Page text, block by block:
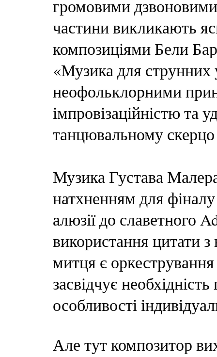
громовими
частини викликають
композиціями Бели
«Музика для струнних
неофольклорними
імпровізаційністю та
танцювальному
Музика Густава
натхненням для
алюзії до славетного
використання цитати з
митця є
засвідчує
особливості
Але тут композитор